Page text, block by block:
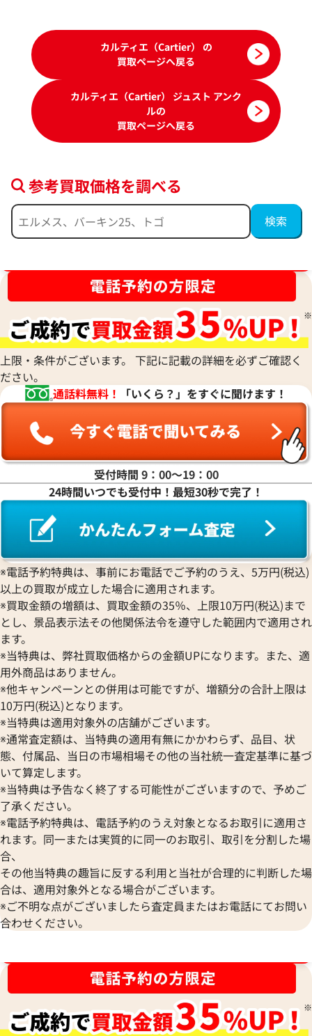
カルティエ ジュストアンクル ピアス イヤ
リング
431,000円
2026年6月17日時点
カルティエ ジュ
419,000円
2026年4月17日時
カルティエ ジュストアンクル ブレスレッ
ト/バングル 750
参考買取価格
366,000円
2023年8月時点
カルティエ ジュ
参考買取価格
225,000円
カルティエ ジュストアンクル ピアス 片方
のみ
参考買取価格
197,000円
2026年3月17日時点
カルティエ ジュス
イトゴールド
97,000円
2023年12月18日
カルティエ（Cartier） の
買取ページへ戻る
カルティエ（Cartier） ジュスト アンク
ルの
買取ページへ戻る
参考買取価格を調べる
上限・条件がございます。 下記に記載の詳細を必ずご確認く
ださい。
通話料無料！
「いくら？」をすぐに聞けます！
受付時間 9：00〜19：00
24時間いつでも受付中！最短30秒で完了！
※電話予約特典は、事前にお電話でご予約のうえ、5万円(税込)
以上の買取が成立した場合に適用されます。
※買取金額の増額は、買取金額の35％、上限10万円(税込)まで
とし、景品表示法その他関係法令を遵守した範囲内で適用され
ます。
※当特典は、弊社買取価格からの金額UPになります。また、適
用外商品はありません。
※他キャンペーンとの併用は可能ですが、増額分の合計上限は
10万円(税込)となります。
※当特典は適用対象外の店舗がございます。
※通常査定額は、当特典の適用有無にかかわらず、品目、状
態、付属品、当日の市場相場その他の当社統一査定基準に基づ
いて算定します。
※当特典は予告なく終了する可能性がございますので、予めご
了承ください。
※電話予約特典は、電話予約のうえ対象となるお取引に適用さ
れます。同一または実質的に同一のお取引、取引を分割した場
合、
その他当特典の趣旨に反する利用と当社が合理的に判断した場
合は、適用対象外となる場合がございます。
※ご不明な点がございましたら査定員またはお電話にてお問い
合わせください。